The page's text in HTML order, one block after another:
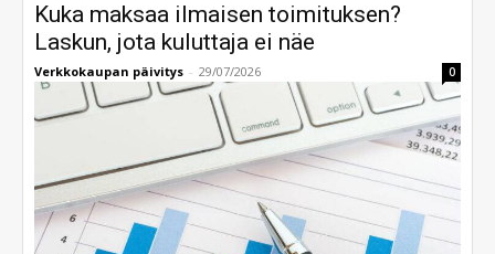
Kuka maksaa ilmaisen toimituksen?
Laskun, jota kuluttaja ei näe
Verkkokaupan päivitys - 29/07/2026 0